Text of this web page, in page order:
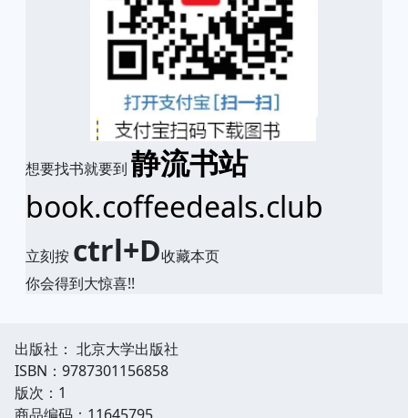
想要找书就要到 静流书站
book.coffeedeals.club
立刻按 ctrl+D收藏本页
你会得到大惊喜!!
出版社： 北京大学出版社
ISBN：9787301156858
版次：1